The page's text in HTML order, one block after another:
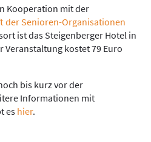
Kooperation mit der
der Senioren-Organisationen
ist das Steigenberger Hotel in
Veranstaltung kostet 79 Euro
bis kurz vor der
Informationen mit
es hier.